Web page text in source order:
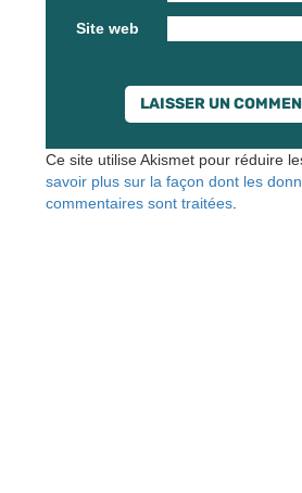
Site web
Ce site utilise Akismet pour réduire
savoir plus sur la façon dont les
commentaires sont traitées.